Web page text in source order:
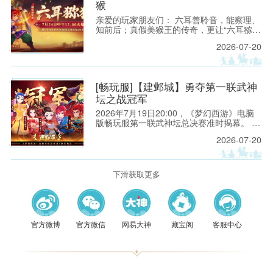
猴
亲爱的玩家朋友们： 六耳善聆音，能察理、
知前后；真假美猴王的传奇，更让“六耳猕
遐想的名字之一。它既有洞察世事的机敏，
也有敢于迎难而上的锋芒，更有不服输、不
低头的豪气。
2026-07-20
[畅玩服]【建邺城】勇夺第一联武神
坛之战冠军
2026年7月19日20:00，《梦幻西游》电脑
版畅玩服第一联武神坛总决赛准时揭幕。 一
队，他们一路披荆斩棘，挺进决赛，向着
【八零九零】战队的第一次大满贯发起冲
击。
2026-07-20
下滑获取更多
官方微博 官方微信 网易大神 藏宝阁 客服中心